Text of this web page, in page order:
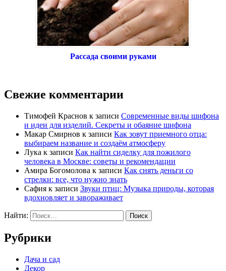
Рассада своими руками
Свежие комментарии
Тимофей Краснов к записи Современные виды шифона
и идеи для изделий. Секреты и обаяние шифона
Макар Смирнов к записи Как зовут приемного отца:
выбираем название и создаём атмосферу
Лука к записи Как найти сиделку для пожилого
человека в Москве: советы и рекомендации
Амира Богомолова к записи Как снять деньги со
стрелки: все, что нужно знать
Сафия к записи Звуки птиц: Музыка природы, которая
вдохновляет и завораживает
Найти:
Рубрики
Дача и сад
Декор